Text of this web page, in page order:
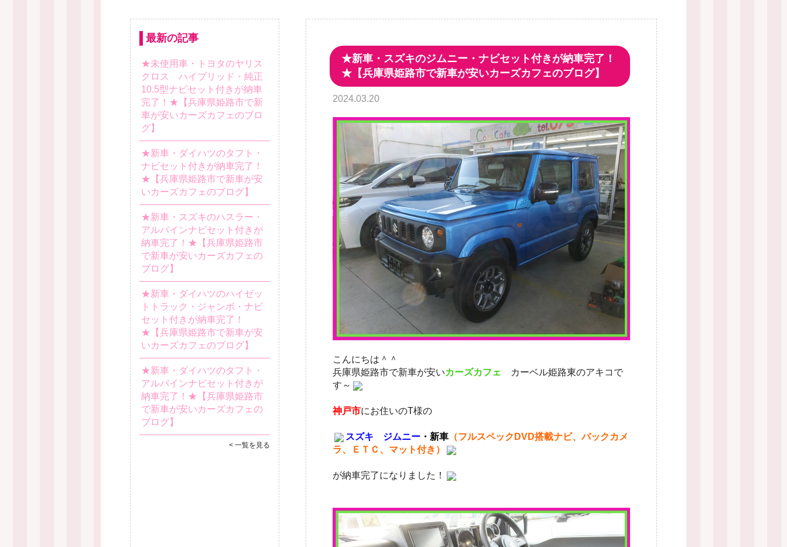
★新車・スズキのジムニー・ナビセット付きが納車完了！
★【兵庫県姫路市で新車が安いカーズカフェのブログ】
2024.03.20
こんにちは＾＾
兵庫県姫路市で新車が安いカーズカフェ
カーベル姫路東のアキコで
す～
神戸市にお住いのT様の
スズキ ジムニー ・新車 （フルスペックDVD搭載ナビ、バックカメ
ラ、ＥＴＣ、マット付き）
が納車完了になりました！
最新の記事
★未使用車・トヨタのヤリス
クロス ハイブリッド・純正
10.5型ナビセット付きが納車
完了！★【兵庫県姫路市で新
車が安いカーズカフェのブロ
グ】
★新車・ダイハツのタフト・
ナビセット付きが納車完了！
★【兵庫県姫路市で新車が安
いカーズカフェのブログ】
★新車・スズキのハスラー・
アルパインナビセット付きが
納車完了！★【兵庫県姫路市
で新車が安いカーズカフェの
ブログ】
★新車・ダイハツのハイゼッ
トトラック・ジャンボ・ナビ
セット付きが納車完了！
★【兵庫県姫路市で新車が安
いカーズカフェのブログ】
★新車・ダイハツのタフト・
アルパインナビセット付きが
納車完了！★【兵庫県姫路市
で新車が安いカーズカフェの
ブログ】
< 一覧を見る